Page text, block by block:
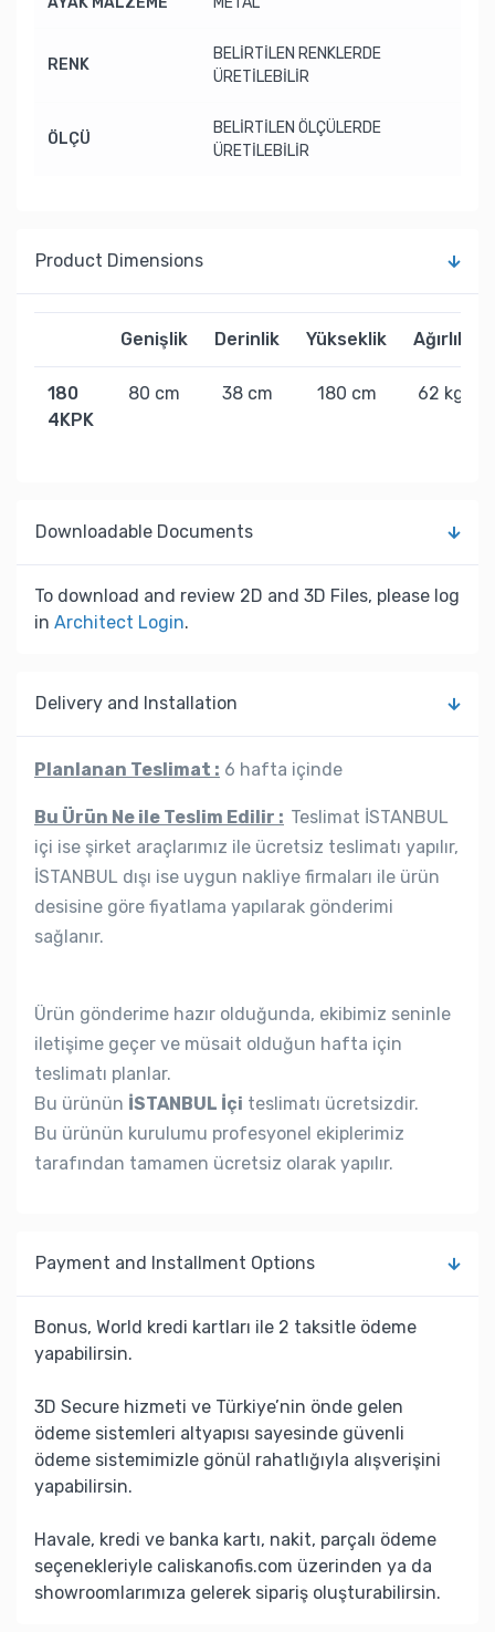
RENK
BELİRTİLEN RENKLERDE
ÜRETİLEBİLİR
ÖLÇÜ
BELİRTİLEN ÖLÇÜLERDE
ÜRETİLEBİLİR
Product Dimensions
Genişlik Derinlik Yükseklik Ağırlık
180
4KPK
80 cm 38 cm 180 cm 62 kg
Downloadable Documents
To download and review 2D and 3D Files, please log
in Architect Login.
Delivery and Installation
Planlanan Teslimat : 6 hafta içinde
Bu Ürün Ne ile Teslim Edilir : Teslimat İSTANBUL
içi ise şirket araçlarımız ile ücretsiz teslimatı yapılır,
İSTANBUL dışı ise uygun nakliye firmaları ile ürün
desisine göre fiyatlama yapılarak gönderimi
sağlanır.
Ürün gönderime hazır olduğunda, ekibimiz seninle
iletişime geçer ve müsait olduğun hafta için
teslimatı planlar.
Bu ürünün İSTANBUL İçi teslimatı ücretsizdir.
Bu ürünün kurulumu profesyonel ekiplerimiz
tarafından tamamen ücretsiz olarak yapılır.
Payment and Installment Options
Bonus, World kredi kartları ile 2 taksitle ödeme
yapabilirsin.
3D Secure hizmeti ve Türkiye’nin önde gelen
ödeme sistemleri altyapısı sayesinde güvenli
ödeme sistemimizle gönül rahatlığıyla alışverişini
yapabilirsin.
Havale, kredi ve banka kartı, nakit, parçalı ödeme
seçenekleriyle caliskanofis.com üzerinden ya da
showroomlarımıza gelerek sipariş oluşturabilirsin.